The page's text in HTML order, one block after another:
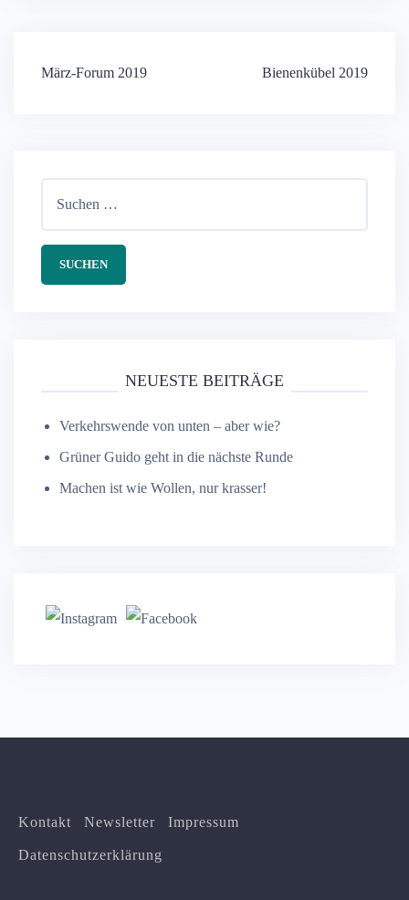
Beitragsnavigation
März-Forum 2019 Bienenkübel 2019
NEUESTE BEITRÄGE
Verkehrswende von unten – aber wie?
Grüner Guido geht in die nächste Runde
Machen ist wie Wollen, nur krasser!
Kontakt Newsletter Impressum
Datenschutzerklärung